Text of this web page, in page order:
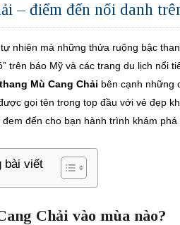
– điểm đến nổi danh
nhiên mà những thửa ruộng bậc
trên báo Mỹ và các trang du lịch nổi
Mù Cang Chải bên cạnh những
gọi tên trong top đầu với vẻ đẹp
đến cho bạn hành trình khám
bài viết
Chải vào mùa nào?